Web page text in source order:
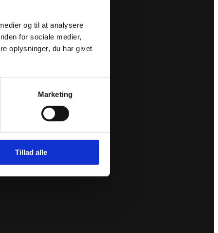
og til at analysere
for sociale medier,
oplysninger, du har givet
Marketing
Tillad alle